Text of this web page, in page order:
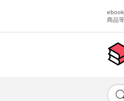
商品